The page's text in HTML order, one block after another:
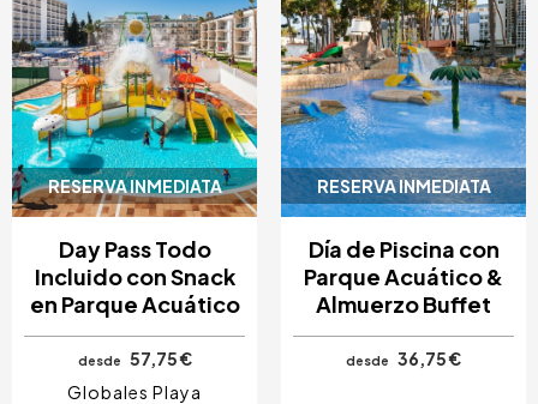
RESERVA INMEDIATA
Day Pass Todo
Incluido con Snack
en Parque Acuático
desde
57,75 €
Globales Playa
RESERVA INMEDIATA
Día de Piscina con
Parque Acuático &
Almuerzo Buffet
desde 36,75 €